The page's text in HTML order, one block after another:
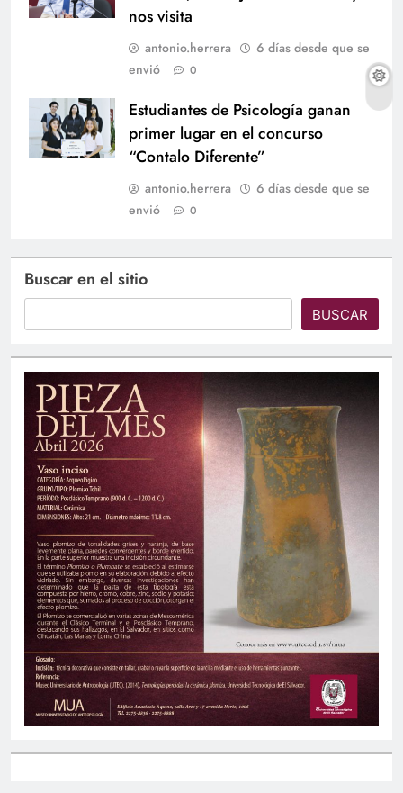
nos visita
antonio.herrera
6 días desde que se
envió
0
Estudiantes de Psicología ganan
primer lugar en el concurso
“Contalo Diferente”
antonio.herrera
6 días desde que se
envió
0
Buscar en el sitio
BUSCAR